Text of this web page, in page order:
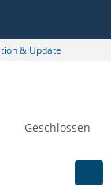
& Update
Geschlossen